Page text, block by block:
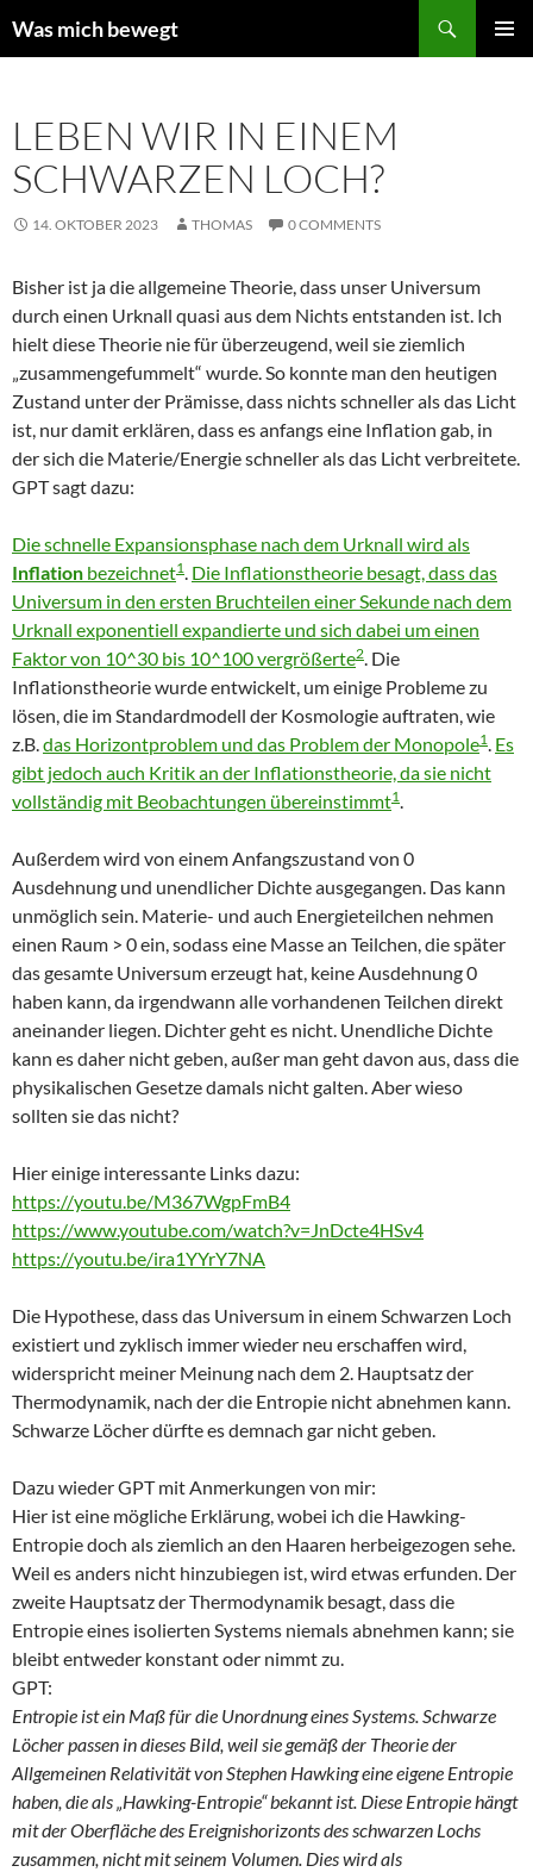
Inhalt
Was mich bewegt
LEBEN WIR IN EINEM
SCHWARZEN LOCH?
14. OKTOBER 2023 THOMAS 0 COMMENTS
Bisher ist ja die allgemeine Theorie, dass unser Universum
durch einen Urknall quasi aus dem Nichts entstanden ist. Ich
hielt diese Theorie nie für überzeugend, weil sie ziemlich
„zusammengefummelt“ wurde. So konnte man den heutigen
Zustand unter der Prämisse, dass nichts schneller als das Licht
ist, nur damit erklären, dass es anfangs eine Inflation gab, in
der sich die Materie/Energie schneller als das Licht verbreitete.
GPT sagt dazu:
Die schnelle Expansionsphase nach dem Urknall wird als
Inflation bezeichnet1. Die Inflationstheorie besagt, dass das
Universum in den ersten Bruchteilen einer Sekunde nach dem
Urknall exponentiell expandierte und sich dabei um einen
Faktor von 10^30 bis 10^100 vergrößerte2. Die
Inflationstheorie wurde entwickelt, um einige Probleme zu
lösen, die im Standardmodell der Kosmologie auftraten, wie
z.B.das Horizontproblem und das Problem der Monopole1. Es
gibt jedoch auch Kritik an der Inflationstheorie, da sie nicht
vollständig mit Beobachtungen übereinstimmt1.
Außerdem wird von einem Anfangszustand von 0
Ausdehnung und unendlicher Dichte ausgegangen. Das kann
unmöglich sein. Materie- und auch Energieteilchen nehmen
einen Raum > 0 ein, sodass eine Masse an Teilchen, die später
das gesamte Universum erzeugt hat, keine Ausdehnung 0
haben kann, da irgendwann alle vorhandenen Teilchen direkt
aneinander liegen. Dichter geht es nicht. Unendliche Dichte
kann es daher nicht geben, außer man geht davon aus, dass die
physikalischen Gesetze damals nicht galten. Aber wieso
sollten sie das nicht?
Hier einige interessante Links dazu:
https://youtu.be/M367WgpFmB4
https://www.youtube.com/watch?v=JnDcte4HSv4
https://youtu.be/ira1YYrY7NA
Die Hypothese, dass das Universum in einem Schwarzen Loch
existiert und zyklisch immer wieder neu erschaffen wird,
widerspricht meiner Meinung nach dem 2. Hauptsatz der
Thermodynamik, nach der die Entropie nicht abnehmen kann.
Schwarze Löcher dürfte es demnach gar nicht geben.
Dazu wieder GPT mit Anmerkungen von mir:
Hier ist eine mögliche Erklärung, wobei ich die Hawking-
Entropie doch als ziemlich an den Haaren herbeigezogen sehe.
Weil es anders nicht hinzubiegen ist, wird etwas erfunden. Der
zweite Hauptsatz der Thermodynamik besagt, dass die
Entropie eines isolierten Systems niemals abnehmen kann; sie
bleibt entweder konstant oder nimmt zu.
GPT:
Entropie ist ein Maß für die Unordnung eines Systems. Schwarze
Löcher passen in dieses Bild, weil sie gemäß der Theorie der
Allgemeinen Relativität von Stephen Hawking eine eigene Entropie
haben, die als „Hawking-Entropie“ bekannt ist. Diese Entropie hängt
mit der Oberfläche des Ereignishorizonts des schwarzen Lochs
zusammen, nicht mit seinem Volumen. Dies wird als